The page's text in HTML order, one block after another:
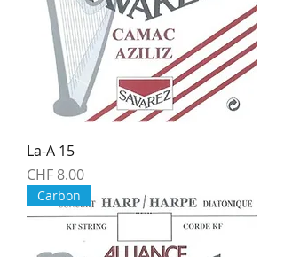
La-A 15
Price
CHF 8.00
Carbon